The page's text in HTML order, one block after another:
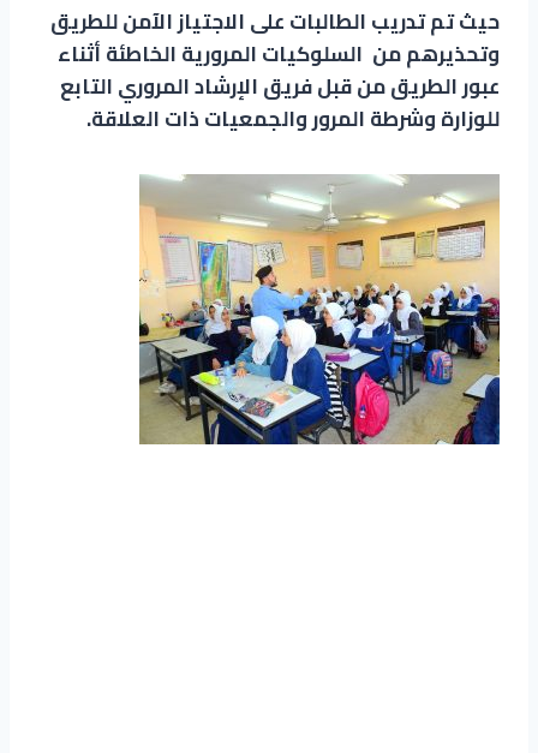
حيث تم تدريب الطالبات على الاجتياز الآمن للطريق
وتحذيرهم من السلوكيات المرورية الخاطئة أثناء
عبور الطريق من قبل فريق الإرشاد المروري التابع
للوزارة وشرطة المرور والجمعيات ذات العلاقة.